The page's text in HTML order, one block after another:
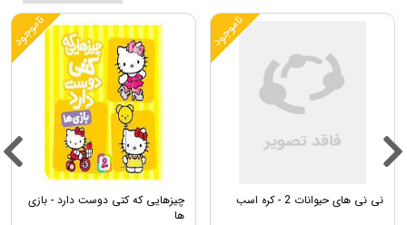
ناموجود
نی نی های حیوانات 2 - کره اسب
ناموجود
چیزهایی که کتی دوست دارد - بازی
ها